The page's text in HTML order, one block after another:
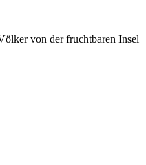
von der fruchtbaren Insel